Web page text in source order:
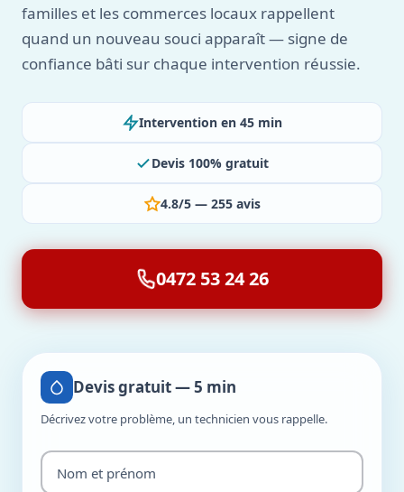
familles et les commerces locaux rappellent
quand un nouveau souci apparaît — signe de
confiance bâti sur chaque intervention réussie.
Intervention en 45 min
Devis 100% gratuit
4.8/5 — 255 avis
0472 53 24 26
Devis gratuit — 5 min
Décrivez votre problème, un technicien vous rappelle.